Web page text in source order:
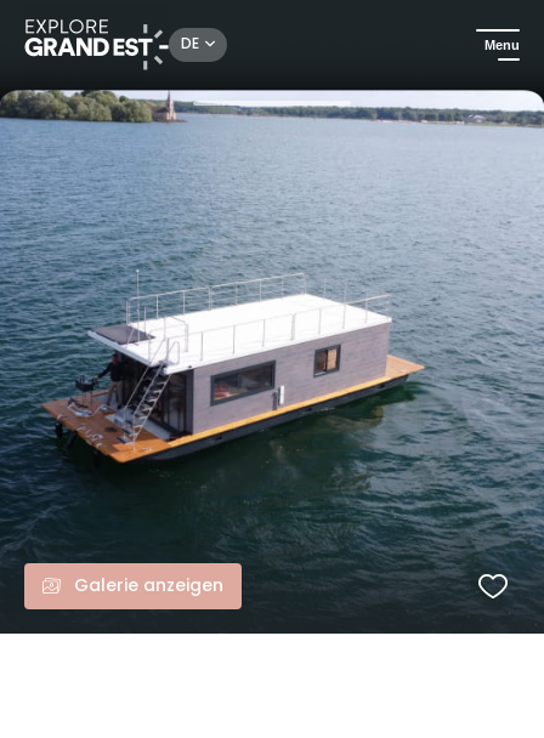
DE Menu
Sehenswertes in der Region Grand Est Außergewöhnliche Übernachtungen
Galerie anzeigen